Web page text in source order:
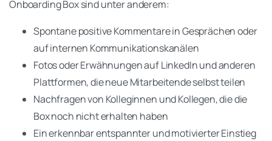
Onboarding Box sind unter anderem:
Spontane positive Kommentare in Gesprächen oder
auf internen Kommunikationskanälen
Fotos oder Erwähnungen auf LinkedIn und anderen
Plattformen, die neue Mitarbeitende selbst teilen
Nachfragen von Kolleginnen und Kollegen, die die
Box noch nicht erhalten haben
Ein erkennbar entspannter und motivierter Einstieg